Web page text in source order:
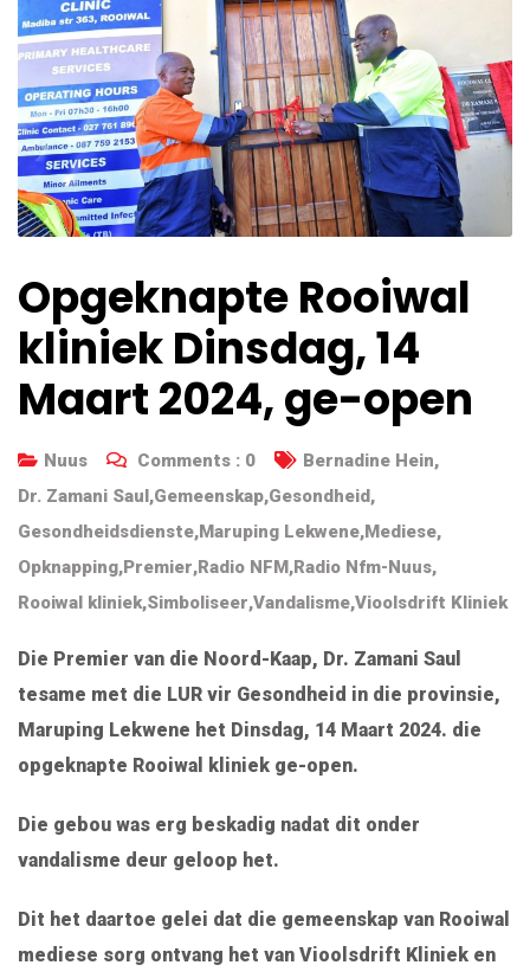
Opgeknapte Rooiwal
kliniek Dinsdag, 14
Maart 2024, ge-open
Nuus Comments : 0 Bernadine Hein,
Dr. Zamani Saul,Gemeenskap,Gesondheid,
Gesondheidsdienste,Maruping Lekwene,Mediese,
Opknapping,Premier,Radio NFM,Radio Nfm-Nuus,
Rooiwal kliniek,Simboliseer,Vandalisme,Vioolsdrift Kliniek
Die Premier van die Noord-Kaap, Dr. Zamani Saul
tesame met die LUR vir Gesondheid in die provinsie,
Maruping Lekwene het Dinsdag, 14 Maart 2024. die
opgeknapte Rooiwal kliniek ge-open.
Die gebou was erg beskadig nadat dit onder
vandalisme deur geloop het.
Dit het daartoe gelei dat die gemeenskap van Rooiwal
mediese sorg ontvang het van Vioolsdrift Kliniek en